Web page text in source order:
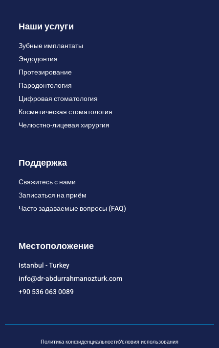
Наши услуги
Зубные имплантаты
Эндодонтия
Протезирование
Пародонтология
Цифровая стоматология
Косметическая стоматология
Челюстно-лицевая хирургия
Поддержка
Свяжитесь с нами
Записаться на приём
Часто задаваемые вопросы (FAQ)
Местоположение
Istanbul - Turkey
info@dr-abdurrahmanozturk.com
+90 536 063 0089
Политика конфиденциальностиУсловия использования